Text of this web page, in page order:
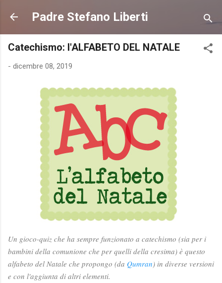
Passa ai contenuti principali
Padre Stefano Liberti
Catechismo: l'ALFABETO DEL NATALE
- dicembre 08, 2019
Un gioco-quiz che ha sempre funzionato a catechismo (sia per i
bambini della comunione che per quelli della cresima) è questo
alfabeto del Natale che propongo (da Qumran) in diverse versioni
e con l'aggiunta di altri elementi.